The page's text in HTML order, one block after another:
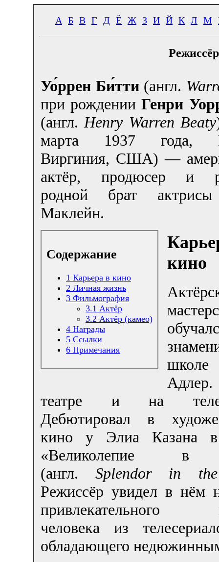
А Б В Г Д Ё Ж З И Й К Л М
Уо́ррен Би́тти(англ.
при рожденииГенри
(англ. Henry Warren Beaty
марта 1937 года,
Виргиния, США) —
актёр, продюсер и
родной брат
Маклейн.
Содержание
1 Карьера в кино
2 Личная жизнь
3 Фильмография
3.1 Актёр
3.2 Актёр (камео)
4 Награды
5 Ссылки
6 Примечания
кино
театре и на
Дебютировал в
кино у Элиа Казана
«Великолепие в
(англ.Splendor in
Режиссёр увидел в нём
привлекательного
человека из
обладающего